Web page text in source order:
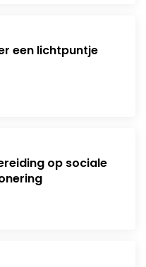
een lichtpuntje
op sociale